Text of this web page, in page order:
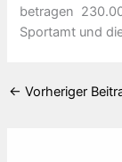
betragen
Sportamt und
← Vorheriger